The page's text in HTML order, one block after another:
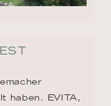
haben. EVITA,